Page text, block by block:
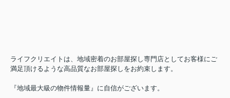
ライフクリエイトは、地域密着のお部屋探し専門店としてお客様にご
満足頂けるような高品質なお部屋探しをお約束します。
『地域最大級の物件情報量』に自信がございます。